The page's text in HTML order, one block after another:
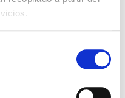
el acceso a los
que el prestador
gestionadas por
Google+ y YouTube,